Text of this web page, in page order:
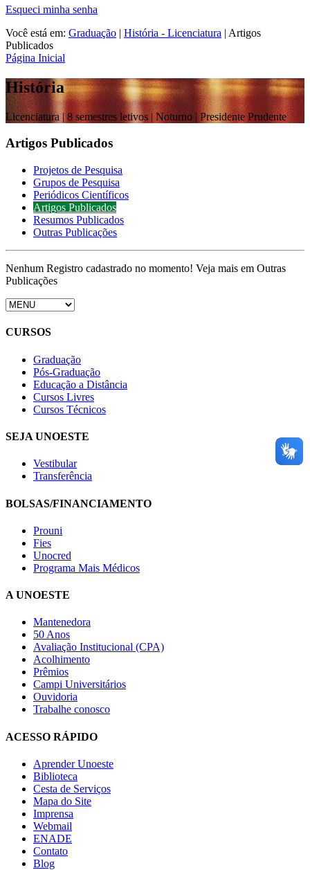
Esqueci minha senha
Você está em: Graduação | História - Licenciatura | Artigos
Publicados
Página Inicial
História
Licenciatura | 8 semestres letivos | Noturno | Presidente Prudente
Artigos Publicados
Projetos de Pesquisa
Grupos de Pesquisa
Periódicos Científicos
Artigos Publicados
Resumos Publicados
Outras Publicações
Nenhum Registro cadastrado no momento! Veja mais em Outras
Publicações
CURSOS
Graduação
Pós-Graduação
Educação a Distância
Cursos Livres
Cursos Técnicos
SEJA UNOESTE
Vestibular
Transferência
BOLSAS/FINANCIAMENTO
Prouni
Fies
Unocred
Programa Mais Médicos
A UNOESTE
Mantenedora
50 Anos
Avaliação Institucional (CPA)
Acolhimento
Prêmios
Campi Universitários
Ouvidoria
Trabalhe conosco
ACESSO RÁPIDO
Aprender Unoeste
Biblioteca
Cesta de Serviços
Mapa do Site
Imprensa
Webmail
ENADE
Contato
Blog